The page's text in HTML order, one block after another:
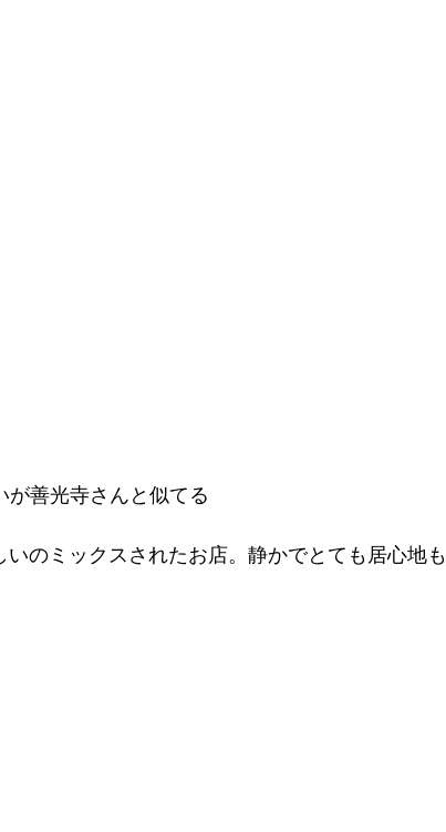
が善光寺さんと似てる
のミックスされたお店。静かでとても居心地も